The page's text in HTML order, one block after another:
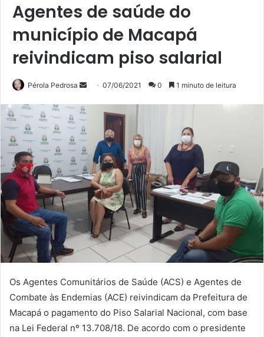
Agentes de saúde do
município de Macapá
reivindicam piso salarial
Pérola Pedrosa
Mande07/06/2021 0 1 minuto de leitura
Os Agentes Comunitários de Saúde (ACS) e Agentes de
Combate às Endemias (ACE) reivindicam da Prefeitura de
Macapá o pagamento do Piso Salarial Nacional, com base
na Lei Federal nº 13.708/18. De acordo com o presidente